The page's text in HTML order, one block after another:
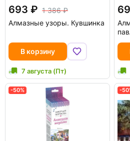
693
1 386
Алмазные узоры. Кувшинка
В корзину
7 августа (Пт)
-50% -